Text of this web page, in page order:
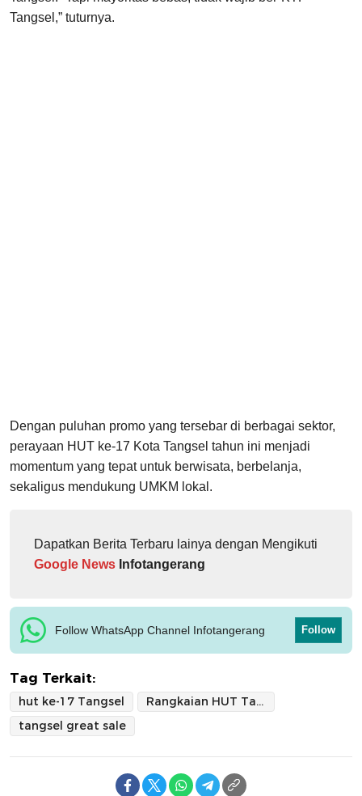
Tangsel,” tuturnya.
Dengan puluhan promo yang tersebar di berbagai sektor,
perayaan HUT ke-17 Kota Tangsel tahun ini menjadi
momentum yang tepat untuk berwisata, berbelanja,
sekaligus mendukung UMKM lokal.
Dapatkan Berita Terbaru lainya dengan Mengikuti
Google News Infotangerang
Follow WhatsApp Channel Infotangerang Follow
Tag Terkait:
hut ke-17 Tangsel
Rangkaian HUT Tangsel
tangsel great sale